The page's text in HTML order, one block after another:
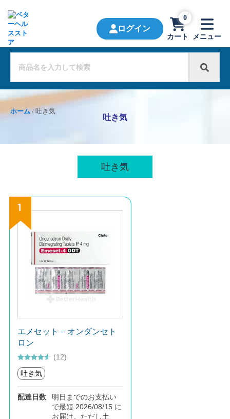
ログイン
カート
0
メニュー
ホーム/ 吐き気
吐き気
吐き気
エメセット – オンダンセト
ロン
5段階中
4.58 の評価
(12)
吐き気
配達日数
明日までのお支払い
で最短 2026/08/15 に
お届け。ただし土